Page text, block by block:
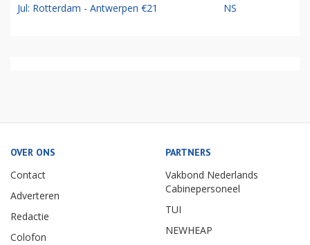
Jul: Rotterdam - Antwerpen €21 NS
OVER ONS
Contact
Adverteren
Redactie
Colofon
PARTNERS
Vakbond Nederlands
Cabinepersoneel
TUI
NEWHEAP